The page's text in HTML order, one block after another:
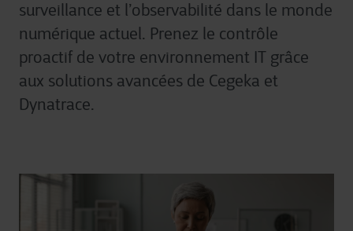
surveillance et l’observabilité dans le monde
numérique actuel. Prenez le contrôle
proactif de votre environnement IT grâce
aux solutions avancées de Cegeka et
Dynatrace.